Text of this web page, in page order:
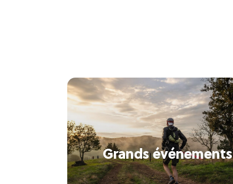
Grands événements